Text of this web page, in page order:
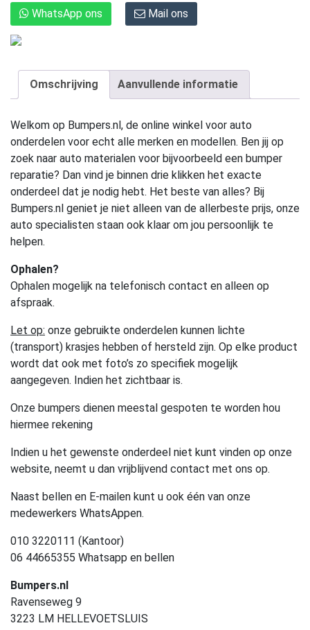
WhatsApp ons Mail ons
Omschrijving Aanvullende informatie
Welkom op Bumpers.nl, de online winkel voor auto
onderdelen voor echt alle merken en modellen. Ben jij op
zoek naar auto materialen voor bijvoorbeeld een bumper
reparatie? Dan vind je binnen drie klikken het exacte
onderdeel dat je nodig hebt. Het beste van alles? Bij
Bumpers.nl geniet je niet alleen van de allerbeste prijs, onze
auto specialisten staan ook klaar om jou persoonlijk te
helpen.
Ophalen?
Ophalen mogelijk na telefonisch contact en alleen op
afspraak.
Let op: onze gebruikte onderdelen kunnen lichte
(transport) krasjes hebben of hersteld zijn. Op elke product
wordt dat ook met foto’s zo specifiek mogelijk
aangegeven. Indien het zichtbaar is.
Onze bumpers dienen meestal gespoten te worden hou
hiermee rekening
Indien u het gewenste onderdeel niet kunt vinden op onze
website, neemt u dan vrijblijvend contact met ons op.
Naast bellen en E-mailen kunt u ook één van onze
medewerkers WhatsAppen.
010 3220111 (Kantoor)
06 44665355 Whatsapp en bellen
Bumpers.nl
Ravenseweg 9
3223 LM HELLEVOETSLUIS